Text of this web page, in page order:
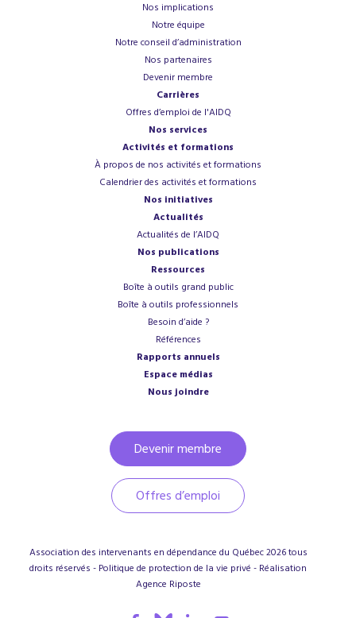
Nos implications
Notre équipe
Notre conseil d’administration
Nos partenaires
Devenir membre
Carrières
Offres d’emploi de l'AIDQ
Nos services
Activités et formations
À propos de nos activités et formations
Calendrier des activités et formations
Nos initiatives
Actualités
Actualités de l’AIDQ
Nos publications
Ressources
Boîte à outils grand public
Boîte à outils professionnels
Besoin d’aide ?
Références
Rapports annuels
Espace médias
Nous joindre
Devenir membre
Offres d’emploi
Association des intervenants en dépendance du Québec2026tous
droits réservés - Politique de protection de la vie privé - Réalisation
Agence Riposte